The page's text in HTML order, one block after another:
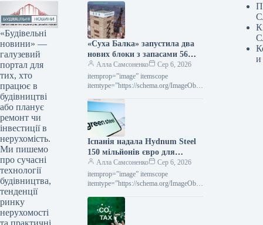
«Будівельні
новини» —
галузевий
портал для
тих, хто
працює в
будівництві
або планує
ремонт чи
інвестиції в
нерухомість.
Ми пишемо
про сучасні
технології
будівництва,
тенденції
ринку
нерухомості
«Суха Балка» запустила два
нових блоки з запасами 56
тис. тонн руди
Алла Самсоненко
Сер 6, 2026
itemprop=”image” itemscope
itemtype=”https://schema.org/ImageObje
Індустрія Суха Балка Роздрукувати
201 06 Серпня 2026 «Суха Балка»
запустила у роботу…
Іспанія надала Hydnum Steel
150 мільйонів євро для
спорудження підприємства з
виробництва екологічно
чистої сталі
Алла Самсоненко
Сер 6, 2026
itemprop=”image” itemscope
itemtype=”https://schema.org/ImageObje
Green Steel Новини Глобальний ринок
Іспанія Роздрукувати 238 06 Серпня
2026 Іспанія виділила Hydnum…
и